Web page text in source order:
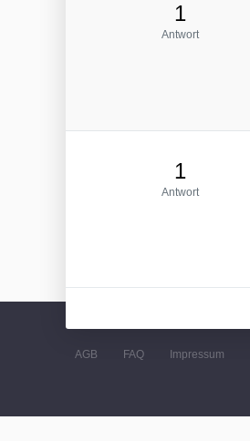
1
Antwort
1
Antwort
AGB FAQ Impressum